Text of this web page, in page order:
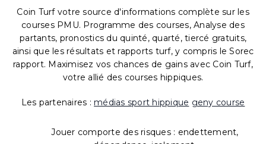
Coin Turf votre source d'informations complète sur les
courses PMU. Programme des courses, Analyse des
partants, pronostics du quinté, quarté, tiercé gratuits,
ainsi que les résultats et rapports turf, y compris le Sorec
rapport. Maximisez vos chances de gains avec Coin Turf,
votre allié des courses hippiques.
Les partenaires : médias sport hippique geny course
Jouer comporte des risques : endettement,